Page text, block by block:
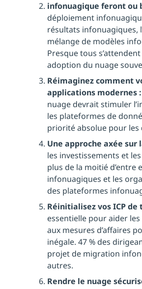
infonuagique feront ou
déploiement
résultats infonuagiques,
mélange de modèles
Presque tous
adoption du nuage
Réimaginez comment
applications modernes :
nuage devrait stimuler
les plateformes de
priorité absolue pour les
Une approche axée
les investissements et
plus de la moitié
infonuagiques et les
des plateformes
Réinitialisez vos ICP
essentielle pour aider
aux mesures d’affaires
inégale. 47 % des
projet de migration
autres.
Rendre le nuage